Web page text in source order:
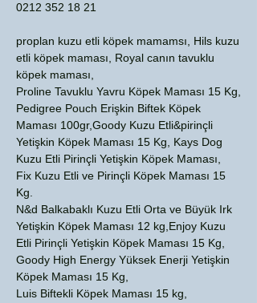
0212 352 18 21
proplan kuzu etli köpek mamamsı, Hils kuzu
etli köpek maması, Royal canın tavuklu
köpek maması,
Proline Tavuklu Yavru Köpek Maması 15 Kg,
Pedigree Pouch Erişkin Biftek Köpek
Maması 100gr,Goody Kuzu Etli&pirinçli
Yetişkin Köpek Maması 15 Kg, Kays Dog
Kuzu Etli Pirinçli Yetişkin Köpek Maması,
Fix Kuzu Etli ve Pirinçli Köpek Maması 15
Kg.
N&d Balkabaklı Kuzu Etli Orta ve Büyük Irk
Yetişkin Köpek Maması 12 kg,Enjoy Kuzu
Etli Pirinçli Yetişkin Köpek Maması 15 Kg,
Goody High Energy Yüksek Enerji Yetişkin
Köpek Maması 15 Kg,
Luis Biftekli Köpek Maması 15 kg,